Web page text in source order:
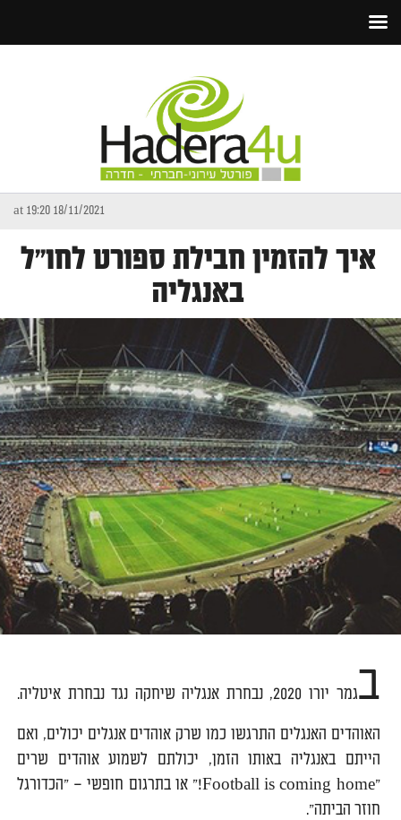
18/11/2021 at 19:20
איך להזמין חבילת ספורט לחו״ל
באנגליה
ב גמר יורו 2020, נבחרת אנגליה שיחקה נגד נבחרת איטליה.
האוהדים האנגלים התרגשו כמו שרק אוהדים אנגלים יכולים, ואם
הייתם באנגליה באותו הזמן, יכולתם לשמוע אוהדים שרים
"Football is coming home!" או בתרגום חופשי – "הכדורגל
חוזר הביתה".